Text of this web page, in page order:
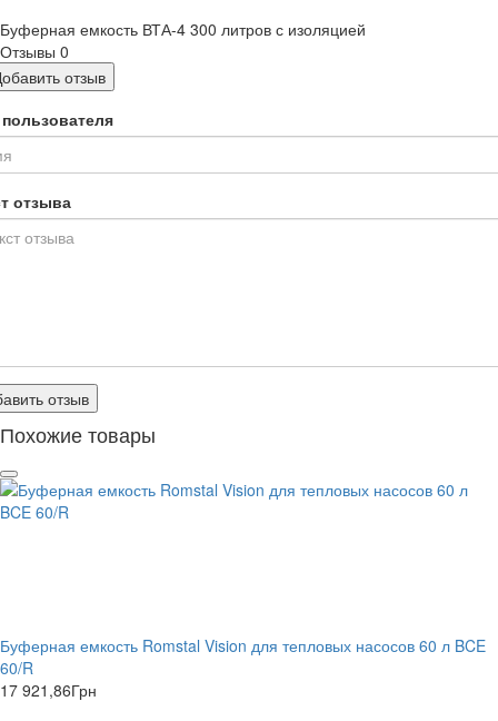
Буферная емкость ВТА-4 300 литров с изоляцией
Отзывы 0
отзыв
отзыва
отзыв
Похожие товары
Буферная емкость Romstal Vision для тепловых насосов 60 л BCE
60/R
17 921,86Грн